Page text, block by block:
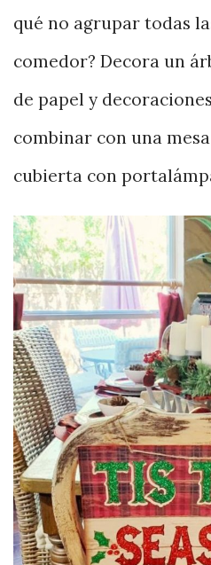
qué no agrupar todas
comedor? Decora un
de papel y
combinar con una
cubierta con